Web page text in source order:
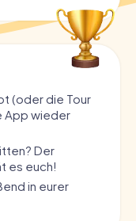
(oder die Tour
App wieder
Der
es euch!
in eurer